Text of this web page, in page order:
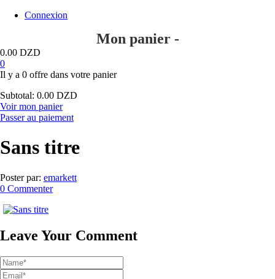
Connexion
Mon panier -
0.00 DZD
0
Il y a 0 offre dans votre panier
Subtotal: 0.00 DZD
Voir mon panier
Passer au paiement
Sans titre
Poster par: emarkett
0 Commenter
Leave Your Comment